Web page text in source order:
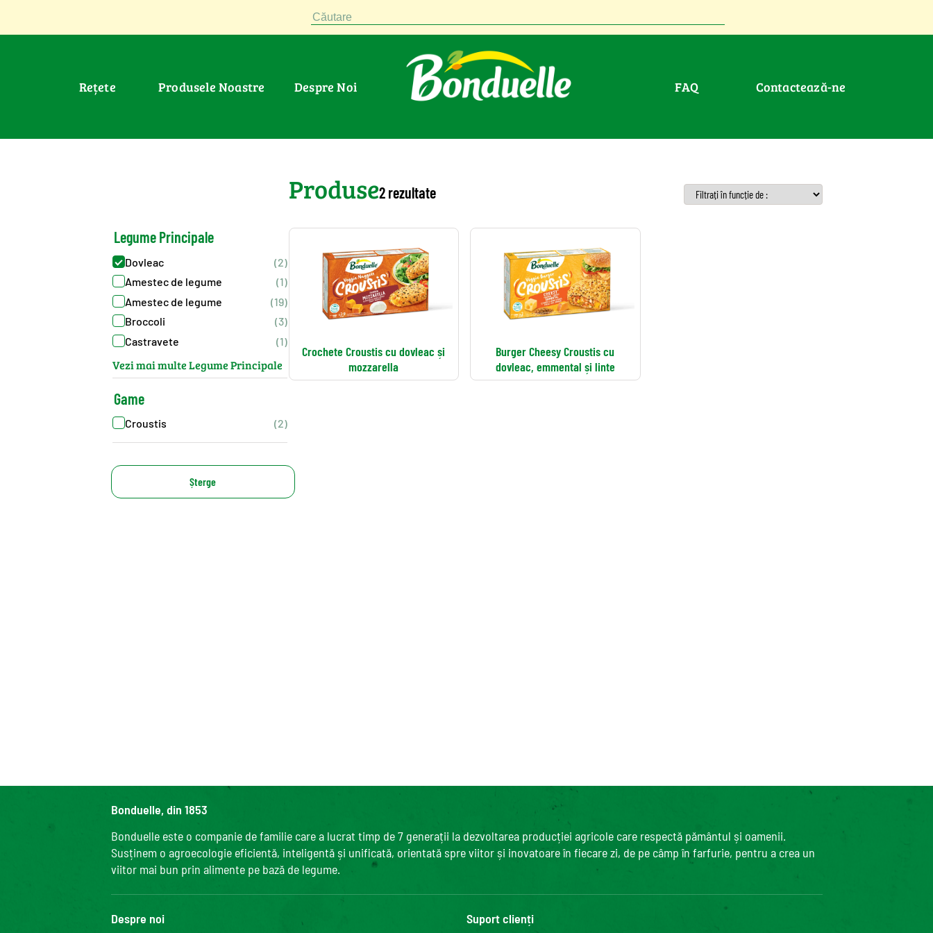
Căutare
Rețete Produsele Noastre Despre Noi FAQ Contactează-ne
Produse2 rezultate
Legume Principale
Dovleac
(2)
Amestec de legume
(1)
Amestec de legume
(19)
Broccoli
(3)
Castravete
(1)
Vezi mai multe Legume Principale
Game
Croustis (2)
Șterge
Crochete Croustis cu dovleac și
mozzarella
Burger Cheesy Croustis cu
dovleac, emmental și linte
Bonduelle, din 1853
Bonduelle este o companie de familie care a lucrat timp de 7 generații la dezvoltarea producției agricole care respectă pământul și oamenii.
Susținem o agroecologie eficientă, inteligentă și unificată, orientată spre viitor și inovatoare în fiecare zi, de pe câmp în farfurie, pentru a crea un
viitor mai bun prin alimente pe bază de legume.
Despre noi Suport clienți